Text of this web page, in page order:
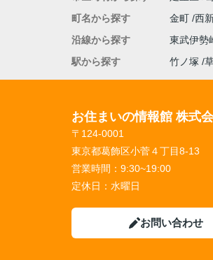
町名から探す
金町 西
沿線から探す
東武伊勢
駅から探す
竹ノ塚
お住まいの情報館 株式
〒124-0001
東京都葛飾区小菅４丁目8-13
営業時間： 9:30~19:00
定休日： 水曜日
お問い合わせ